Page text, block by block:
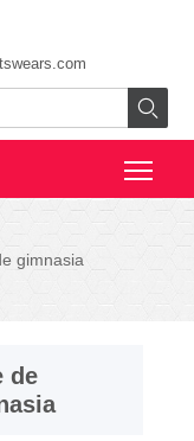

gimnasia
de